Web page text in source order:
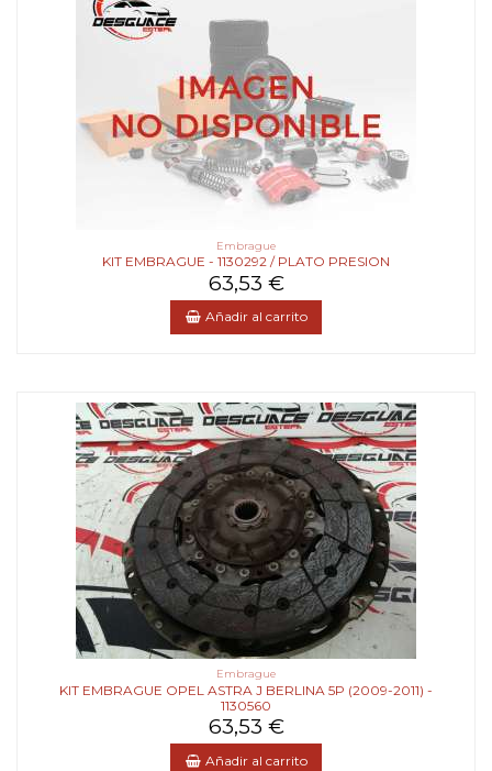
Embrague
KIT EMBRAGUE - 1130292 / PLATO PRESION
63,53 €
Añadir al carrito
Embrague
KIT EMBRAGUE OPEL ASTRA J BERLINA 5P (2009-2011) -
1130560
63,53 €
Añadir al carrito